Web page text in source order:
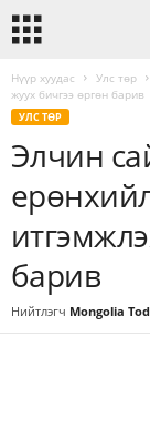
Нүүр хуудас Улс төр
жуух бичгээ өргөн барив
УЛС ТӨР
Элчин
барив
Нийтлэгч Mongolia